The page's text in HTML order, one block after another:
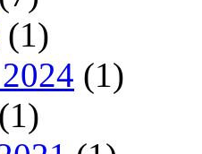
(1)
(1)
(1)